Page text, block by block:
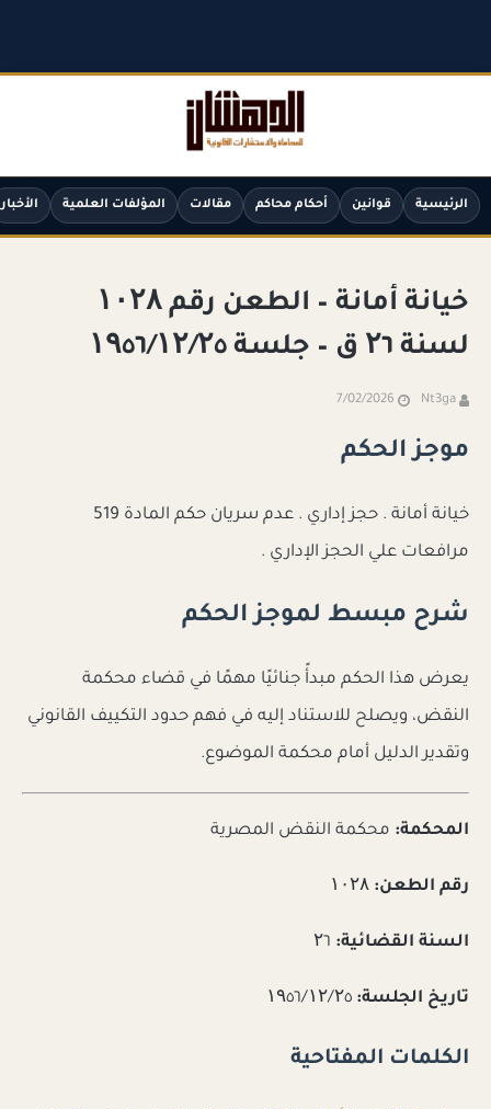
الرئيسية قوانين أحكام محاكم مقالات المؤلفات العلمية الأخبار
خيانة أمانة – الطعن رقم ۱۰۲۸
لسنة ۲٦ ق – جلسة ۱۹٥٦/۱۲/۲٥
Nt3ga
7/02/2026
موجز الحكم
خيانة أمانة . حجز إداري . عدم سريان حكم المادة 519
مرافعات علي الحجز الإداري .
شرح مبسط لموجز الحكم
يعرض هذا الحكم مبدأً جنائيًا مهمًا في قضاء محكمة
النقض، ويصلح للاستناد إليه في فهم حدود التكييف القانوني
وتقدير الدليل أمام محكمة الموضوع.
المحكمة: محكمة النقض المصرية
رقم الطعن:
السنة القضائية:
تاريخ الجلسة:
الكلمات المفتاحية